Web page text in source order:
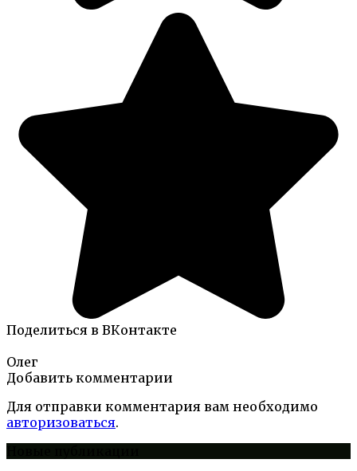
Поделиться в ВКонтакте
Олег
Добавить комментарии
Для отправки комментария вам необходимо
авторизоваться.